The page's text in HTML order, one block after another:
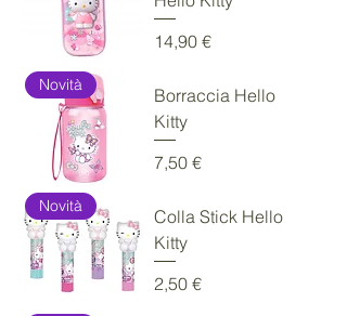
Prezzo
14,90 €
Novità
Borraccia Hello
Kitty
Prezzo
7,50 €
Novità
Colla Stick Hello
Kitty
Prezzo
2,50 €